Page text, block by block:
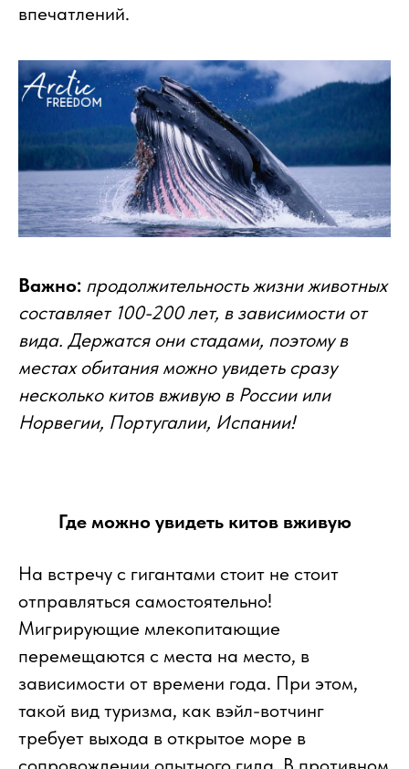
впечатлений.
Важно: продолжительность жизни животных
составляет 100-200 лет, в зависимости от
вида. Держатся они стадами, поэтому в
местах обитания можно увидеть сразу
несколько китов вживую в России или
Норвегии, Португалии, Испании!
Где можно увидеть китов вживую
На встречу с гигантами стоит не стоит
отправляться самостоятельно!
Мигрирующие млекопитающие
перемещаются с места на место, в
зависимости от времени года. При этом,
такой вид туризма, как вэйл-вотчинг
требует выхода в открытое море в